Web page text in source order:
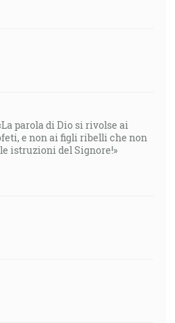
parola di Dio si rivolse ai
e non ai figli ribelli che non
istruzioni del Signore!»